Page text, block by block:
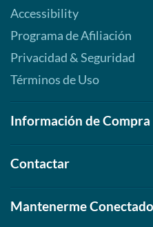
Accessibility
Programa de Afiliación
Privacidad & Seguridad
Términos de Uso
Información de Compra
Contactar
Mantenerme Conectado